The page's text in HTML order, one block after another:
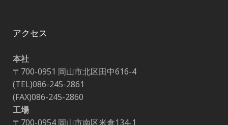
アクセス
本社
〒700-0951 岡山市北区田中616-4
(TEL)086-245-2861
(FAX)086-245-2860
工場
〒700-0954 岡山市南区米倉134-1